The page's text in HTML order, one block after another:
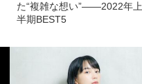
た“複雑な想い”――2022年上
半期BEST5